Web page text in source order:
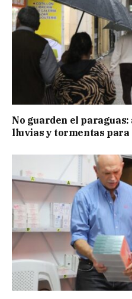
No guarden el
lluvias y tormentas